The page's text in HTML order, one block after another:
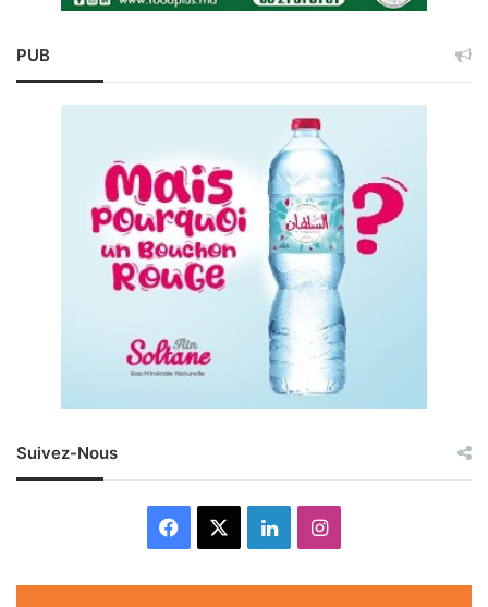
PUB
Suivez-Nous
Facebook LinkedinInstagram